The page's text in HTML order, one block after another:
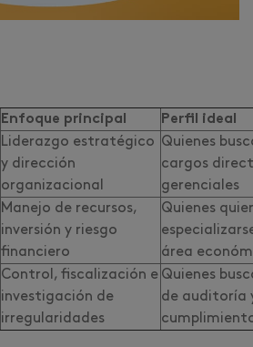
Enfoque principal Perfil ideal
Liderazgo estratégico
y dirección
organizacional
Quienes
cargos
gerenciales
Manejo de recursos,
inversión y riesgo
financiero
Quienes
área
Control, fiscalización e
investigación de
irregularidades
Quienes
de auditoría